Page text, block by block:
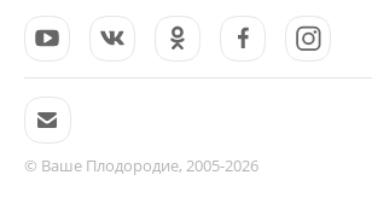
© Ваше Плодородие, 2005-2026